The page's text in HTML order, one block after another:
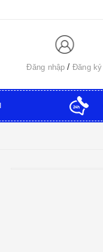
Đăng nhập Đăng ký